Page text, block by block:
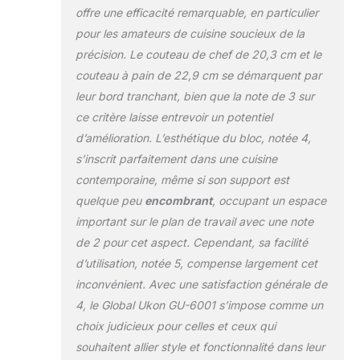
offre une efficacité remarquable, en particulier
pour les amateurs de cuisine soucieux de la
précision. Le couteau de chef de 20,3 cm et le
couteau à pain de 22,9 cm se démarquent par
leur bord tranchant, bien que la note de 3 sur
ce critère laisse entrevoir un potentiel
d’amélioration. L’esthétique du bloc, notée 4,
s’inscrit parfaitement dans une cuisine
contemporaine, même si son support est
quelque peu encombrant, occupant un espace
important sur le plan de travail avec une note
de 2 pour cet aspect. Cependant, sa facilité
d’utilisation, notée 5, compense largement cet
inconvénient. Avec une satisfaction générale de
4, le Global Ukon GU-6001 s’impose comme un
choix judicieux pour celles et ceux qui
souhaitent allier style et fonctionnalité dans leur